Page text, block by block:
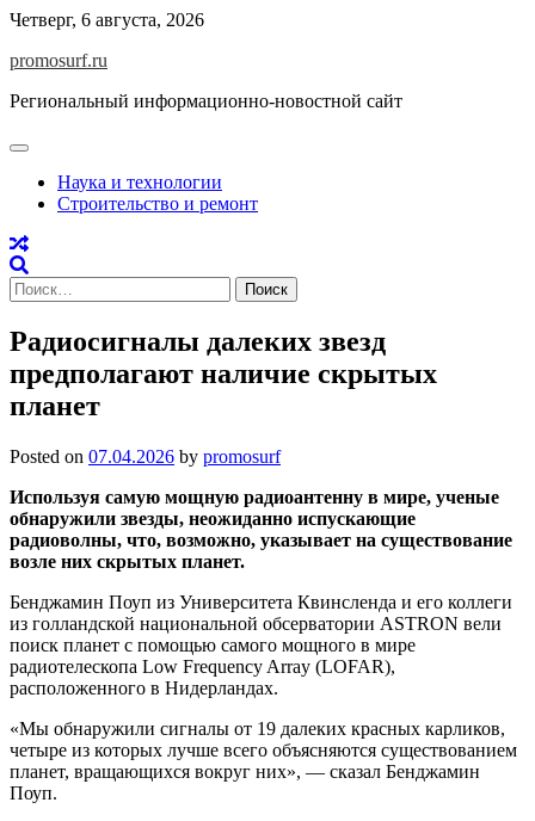
Skip
content
Четверг, 6 августа, 2026
promosurf.ru
Региональный информационно-новостной сайт
Наука и технологии
Строительство и ремонт
Найти:
Радиосигналы далеких звезд
предполагают наличие скрытых
планет
Posted on 07.04.2026 by promosurf
Используя самую мощную радиоантенну в мире, ученые
обнаружили звезды, неожиданно испускающие
радиоволны, что, возможно, указывает на существование
возле них скрытых планет.
Бенджамин Поуп из Университета Квинсленда и его коллеги
из голландской национальной обсерватории ASTRON вели
поиск планет с помощью самого мощного в мире
радиотелескопа Low Frequency Array (LOFAR),
расположенного в Нидерландах.
«Мы обнаружили сигналы от 19 далеких красных карликов,
четыре из которых лучше всего объясняются существованием
планет, вращающихся вокруг них», — сказал Бенджамин
Поуп.